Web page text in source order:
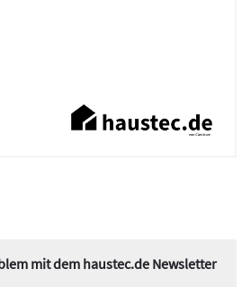
mit dem haustec.de Newsletter